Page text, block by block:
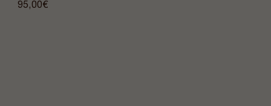
95,00€